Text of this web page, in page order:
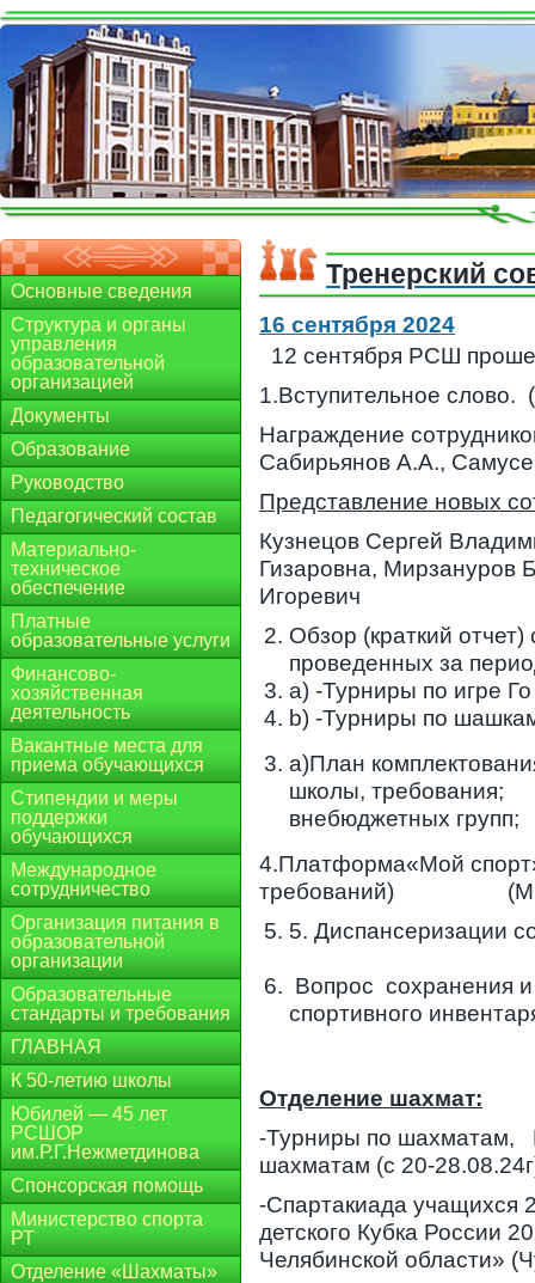
Основные сведения
Структура и органы
управления
образовательной
организацией
Документы
Образование
Руководство
Педагогический состав
Материально-
техническое
обеспечение
Платные
образовательные услуги
Финансово-
хозяйственная
деятельность
Вакантные места для
приема обучающихся
Стипендии и меры
поддержки
обучающихся
Международное
сотрудничество
Организация питания в
образовательной
организации
Образовательные
стандарты и требования
ГЛАВНАЯ
К 50-летию школы
Юбилей — 45 лет
РСШОР
им.Р.Г.Нежметдинова
Спонсорская помощь
Министерство спорта
РТ
Отделение «Шахматы»
Тренерский
16 сентября 2024
12 сентября РСШ
1.Вступительное
Награждение
Сабирьянов А.А.,
Представление новых
Кузнецов Сергей
Гизаровна, Мирзануров
Игоревич
Обзор (краткий
проведенных за
a) -Турниры по игре
b) -Турниры по
а)План
школы,
внебюджетных групп;
4.Платформа«Мой
требований)
5. Диспансеризации
Вопрос сохранения
спортивного
Отделение шахмат:
-Турниры по шахматам,
шахматам (с 20-
-Спартакиада учащихся
детского Кубка России
Челябинской области»